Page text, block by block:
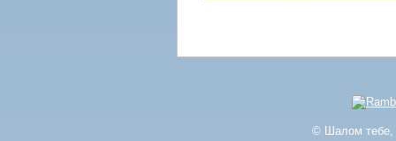
© Шалом тебе,